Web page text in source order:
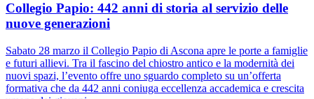
Collegio Papio: 442 anni di storia al servizio delle
nuove generazioni
Sabato 28 marzo il Collegio Papio di Ascona apre le porte a famiglie
e futuri allievi. Tra il fascino del chiostro antico e la modernità dei
nuovi spazi, l’evento offre uno sguardo completo su un’offerta
formativa che da 442 anni coniuga eccellenza accademica e crescita